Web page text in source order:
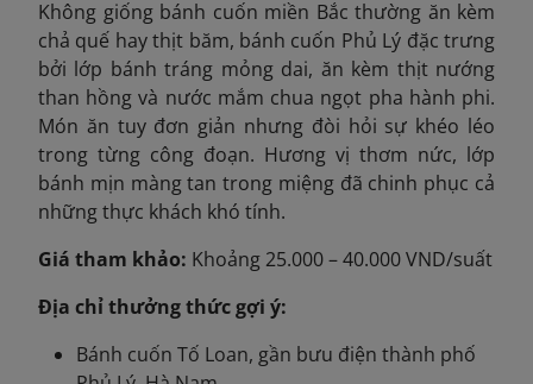
Không giống bánh cuốn miền Bắc thường ăn kèm
chả quế hay thịt băm, bánh cuốn Phủ Lý đặc trưng
bởi lớp bánh tráng mỏng dai, ăn kèm thịt nướng
than hồng và nước mắm chua ngọt pha hành phi.
Món ăn tuy đơn giản nhưng đòi hỏi sự khéo léo
trong từng công đoạn. Hương vị thơm nức, lớp
bánh mịn màng tan trong miệng đã chinh phục cả
những thực khách khó tính.
Giá tham khảo: Khoảng 25.000 – 40.000 VND/suất
Địa chỉ thưởng thức gợi ý:
Bánh cuốn Tố Loan, gần bưu điện thành phố